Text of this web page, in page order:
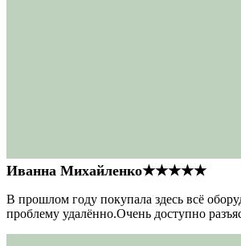
Иванна Михайленко★★★★★
В прошлом году покупала здесь всё
проблему удалённо.Очень доступно